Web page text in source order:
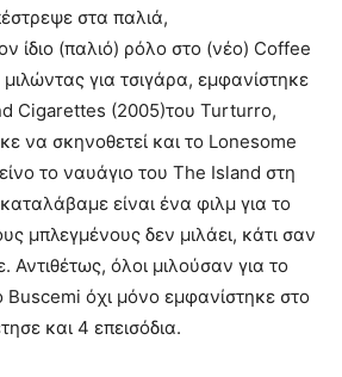
στα παλιά,
ίδιο (παλιό) ρόλο στο (νέο) Coffee
για τσιγάρα, εμφανίστηκε
Cigarettes (2005)του Turturro,
να σκηνοθετεί και το Lonesome
το ναυάγιο του The Island στη
είναι ένα φιλμ για το
μπλεγμένους δεν μιλάει, κάτι σαν
όλοι μιλούσαν για το
όχι μόνο εμφανίστηκε στο
και 4 επεισόδια.